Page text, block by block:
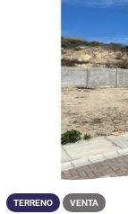
TERRENO VENTA